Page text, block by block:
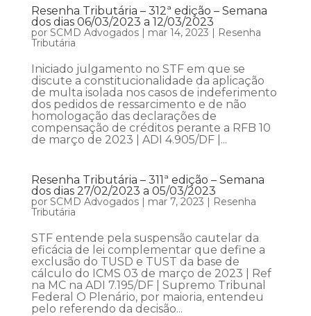
Resenha Tributária – 312ª edição – Semana
dos dias 06/03/2023 a 12/03/2023
por SCMD Advogados| mar 14, 2023 | Resenha
Tributária
Iniciado julgamento no STF em que se
discute a constitucionalidade da aplicação
de multa isolada nos casos de indeferimento
dos pedidos de ressarcimento e de não
homologação das declarações de
compensação de créditos perante a RFB 10
de março de 2023 | ADI 4.905/DF |...
Resenha Tributária – 311ª edição – Semana
dos dias 27/02/2023 a 05/03/2023
por SCMD Advogados| mar 7, 2023 | Resenha
Tributária
STF entende pela suspensão cautelar da
eficácia de lei complementar que define a
exclusão do TUSD e TUST da base de
cálculo do ICMS 03 de março de 2023 | Ref
na MC na ADI 7.195/DF | Supremo Tribunal
Federal O Plenário, por maioria, entendeu
pelo referendo da decisão...